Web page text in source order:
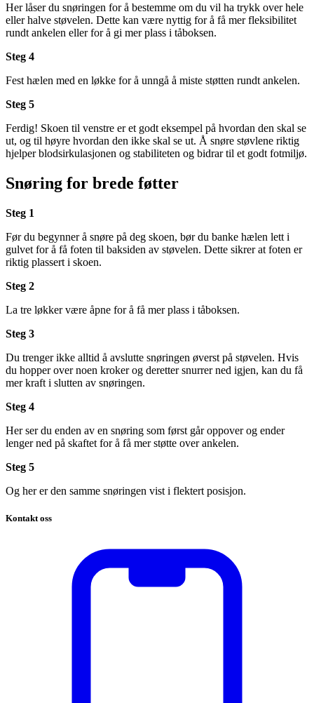
Her låser du snøringen for å bestemme om du vil ha trykk over hele
eller halve støvelen. Dette kan være nyttig for å få mer fleksibilitet
rundt ankelen eller for å gi mer plass i tåboksen.
Steg 4
Fest hælen med en løkke for å unngå å miste støtten rundt ankelen.
Steg 5
Ferdig! Skoen til venstre er et godt eksempel på hvordan den skal se
ut, og til høyre hvordan den ikke skal se ut. Å snøre støvlene riktig
hjelper blodsirkulasjonen og stabiliteten og bidrar til et godt fotmiljø.
Snøring for brede føtter
Steg 1
Før du begynner å snøre på deg skoen, bør du banke hælen lett i
gulvet for å få foten til baksiden av støvelen. Dette sikrer at foten er
riktig plassert i skoen.
Steg 2
La tre løkker være åpne for å få mer plass i tåboksen.
Steg 3
Du trenger ikke alltid å avslutte snøringen øverst på støvelen. Hvis
du hopper over noen kroker og deretter snurrer ned igjen, kan du få
mer kraft i slutten av snøringen.
Steg 4
Her ser du enden av en snøring som først går oppover og ender
lenger ned på skaftet for å få mer støtte over ankelen.
Steg 5
Og her er den samme snøringen vist i flektert posisjon.
Kontakt oss